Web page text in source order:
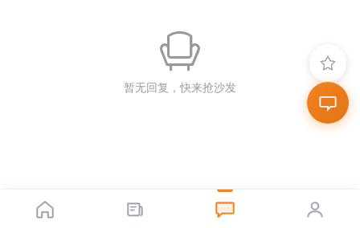
暂无回复，快来抢沙发